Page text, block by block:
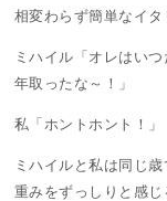
相変わらず簡単なイタ
ミハイル「オレはい
年取ったな～！」
私「ホントホント！」
ミハイルと私は同じ
重みをずっしりと感じ